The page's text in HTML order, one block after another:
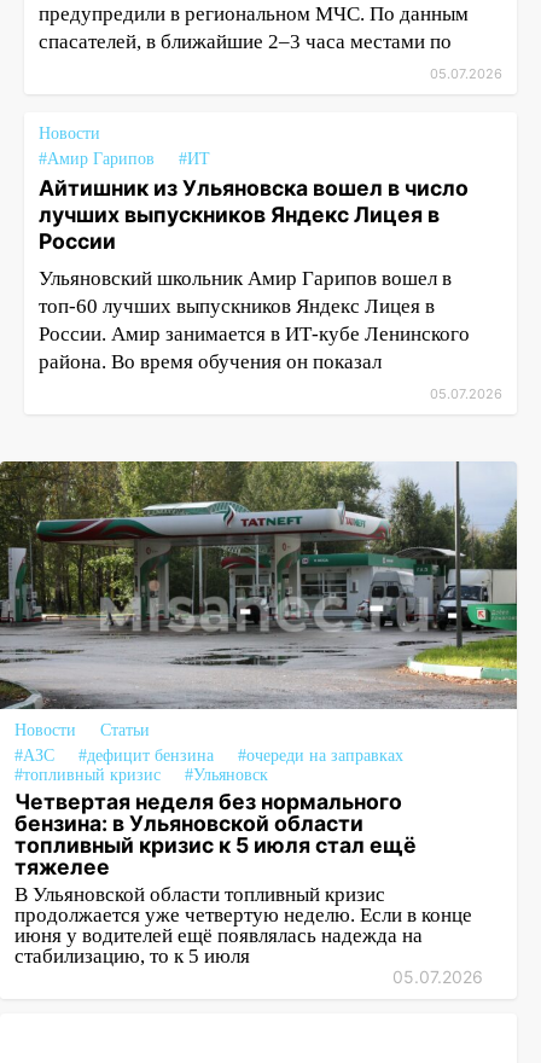
предупредили в региональном МЧС. По данным
спасателей, в ближайшие 2–3 часа местами по
05.07.2026
Новости
#Амир Гарипов
#ИТ
Айтишник из Ульяновска вошел в число
лучших выпускников Яндекс Лицея в
России
Ульяновский школьник Амир Гарипов вошел в
топ-60 лучших выпускников Яндекс Лицея в
России. Амир занимается в ИТ-кубе Ленинского
района. Во время обучения он показал
05.07.2026
Новости
Статьи
#АЗС
#дефицит бензина
#очереди на заправках
#топливный кризис
#Ульяновск
Четвертая неделя без нормального
бензина: в Ульяновской области
топливный кризис к 5 июля стал ещё
тяжелее
В Ульяновской области топливный кризис
продолжается уже четвертую неделю. Если в конце
июня у водителей ещё появлялась надежда на
стабилизацию, то к 5 июля
05.07.2026